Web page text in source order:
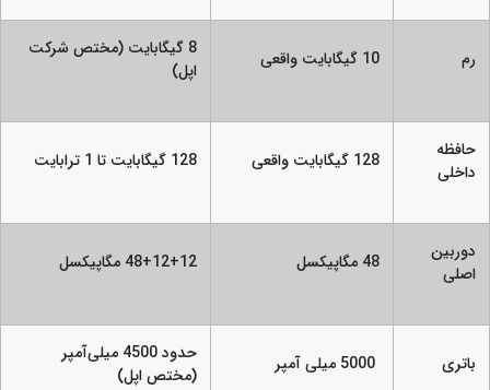
رم 10 گیگابایت واقعی
8 گیگابایت (مختص شرکت
اپل)
حافظه
داخلی
128 گیگابایت واقعی 128 گیگابایت تا 1 ترابایت
دوربین
اصلی
48 مگاپیکسل 48+12+12 مگاپیکسل
باتری
حدود 4500 میلی‌آمپر
(مختص اپل)